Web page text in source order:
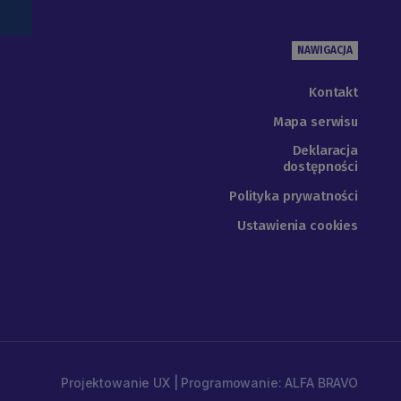
NAWIGACJA
Kontakt
Mapa serwisu
Deklaracja
dostępności
Polityka prywatności
Ustawienia cookies
Projektowanie UX | Programowanie: ALFA BRAVO